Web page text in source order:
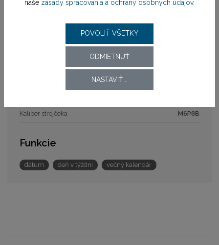
Zapínanie remienka preklápacia spona
Kaliber strojčeka M6P8B
Funkcie
dátum deň v týždni večný kalendár
naše zásady spracovania a ochrany osobných údajov.
POVOLIŤ VŠETKY
ODMIETNUŤ
NASTAVIŤ...